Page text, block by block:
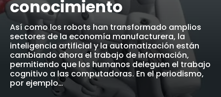
conocimiento
Así como los robots han transformado amplios
sectores de la economía manufacturera, la
inteligencia artificial y la automatización están
cambiando ahora el trabajo de información,
permitiendo que los humanos deleguen el trabajo
cognitivo a las computadoras. En el periodismo,
por ejemplo…